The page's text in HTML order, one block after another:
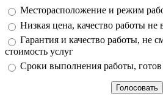
Варианты
Месторасположение и режим
Низкая цена, качество работы не
Гарантия и качество работы, не
стоимость услуг
Сроки выполнения работы, готов